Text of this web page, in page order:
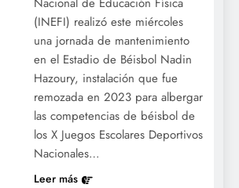
(INEFI) realizó este miércoles
una jornada de mantenimiento
en el Estadio de Béisbol Nadin
Hazoury, instalación que fue
remozada en 2023 para albergar
las competencias de béisbol de
los X Juegos Escolares Deportivos
Nacionales…
Leer más